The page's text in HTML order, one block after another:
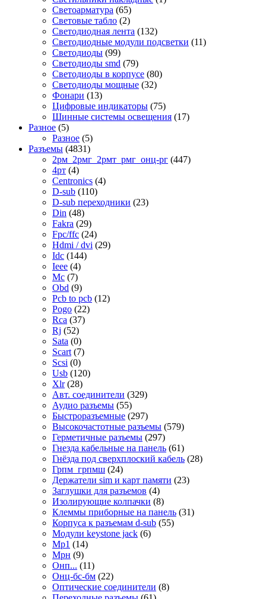
Светоарматура (65)
Световые табло (2)
Светодиодная лента (132)
Светодиодные модули подсветки (11)
Светодиоды (99)
Светодиоды smd (79)
Светодиоды в корпусе (80)
Светодиоды мощные (32)
Фонари (13)
Цифровые индикаторы (75)
Шинные системы освещения (17)
Разное (5)
Разное (5)
Разъемы (4831)
2рм_2рмг_2рмт_рмг_онц-рг (447)
4рт (4)
Centronics (4)
D-sub (110)
D-sub переходники (23)
Din (48)
Fakra (29)
Fpc/ffc (24)
Hdmi / dvi (29)
Idc (144)
Ieee (4)
Mc (7)
Obd (9)
Pcb to pcb (12)
Pogo (22)
Rca (37)
Rj (52)
Sata (0)
Scart (7)
Scsi (0)
Usb (120)
Xlr(28)
Авт. соединители (329)
Аудио разъемы (55)
Быстроразъемные (297)
Высокочастотные разъемы (579)
Герметичные разъемы (297)
Гнезда кабельные на панель (61)
Гнёзда под сверхплоский кабель (28)
Грпм_грпмш (24)
Держатели sim и карт памяти (23)
Заглушки для разъемов (4)
Изолирующие колпачки (8)
Клеммы приборные на панель (31)
Корпуса к разъемам d-sub (55)
Модули keystone jack (6)
Мр1 (14)
Мрн (9)
Онп... (11)
Онц-бс-бм (22)
Оптические соединители (8)